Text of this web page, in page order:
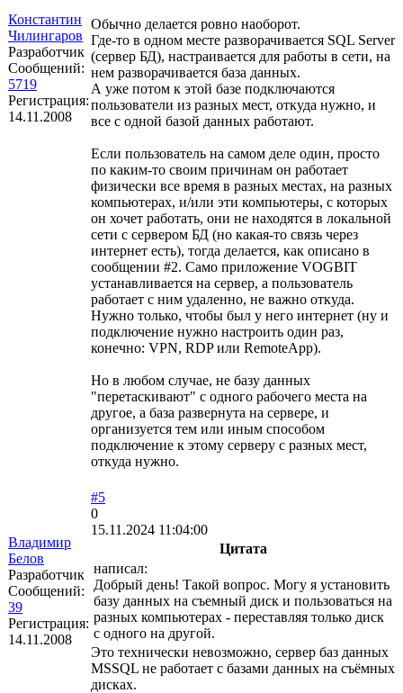
Константин
Чилингаров
Разработчик
Сообщений:
5719
Регистрация:
14.11.2008
Обычно делается ровно наоборот.
Где-то в одном месте разворачивается SQL Server
(сервер БД), настраивается для работы в сети, на
нем разворачивается база данных.
А уже потом к этой базе подключаются
пользователи из разных мест, откуда нужно, и
все с одной базой данных работают.
Если пользователь на самом деле один, просто
по каким-то своим причинам он работает
физически все время в разных местах, на разных
компьютерах, и/или эти компьютеры, с которых
он хочет работать, они не находятся в локальной
сети с сервером БД (но какая-то связь через
интернет есть), тогда делается, как описано в
сообщении #2. Само приложение VOGBIT
устанавливается на сервер, а пользователь
работает с ним удаленно, не важно откуда.
Нужно только, чтобы был у него интернет (ну и
подключение нужно настроить один раз,
конечно: VPN, RDP или RemoteApp).
Но в любом случае, не базу данных
"перетаскивают" с одного рабочего места на
другое, а база развернута на сервере, и
организуется тем или иным способом
подключение к этому серверу с разных мест,
откуда нужно.
Владимир
Белов
Разработчик
Сообщений:
39
Регистрация:
14.11.2008
#5
0
15.11.2024 11:04:00
Цитата
написал:
Добрый день! Такой вопрос. Могу я установить
базу данных на съемный диск и пользоваться на
разных компьютерах - переставляя только диск
с одного на другой.
Это технически невозможно, сервер баз данных
MSSQL не работает с базами данных на съёмных
дисках.